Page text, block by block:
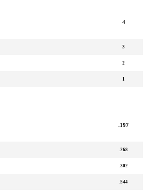
4
3
2
1
.197
.268
.302
.544